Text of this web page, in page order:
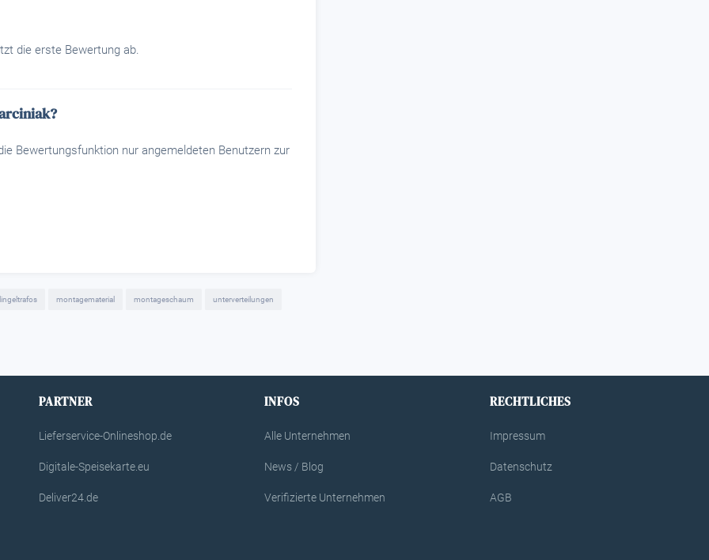
die erste Bewertung ab.
Bewertungsfunktion nur angemeldeten Benutzern zur
montagematerial montageschaum unterverteilungen
PARTNER
Lieferservice-Onlineshop.de
Digitale-Speisekarte.eu
Deliver24.de
INFOS
Alle Unternehmen
News / Blog
Verifizierte Unternehmen
RECHTLICHES
Impressum
Datenschutz
AGB